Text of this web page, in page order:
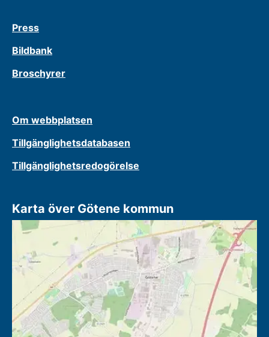
Press
Bildbank
Broschyrer
Om webbplatsen
Tillgänglighetsdatabasen
Tillgänglighetsredogörelse
Karta över Götene kommun